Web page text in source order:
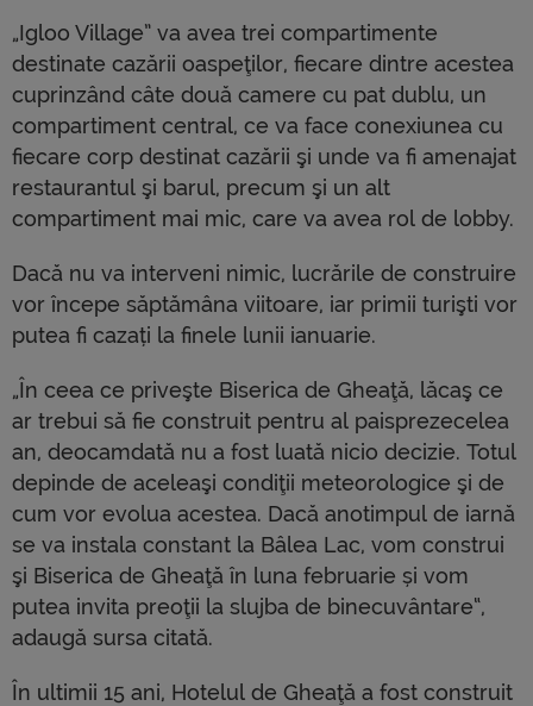
„Igloo Village” va avea trei compartimente
destinate cazării oaspeţilor, fiecare dintre acestea
cuprinzând câte două camere cu pat dublu, un
compartiment central, ce va face conexiunea cu
fiecare corp destinat cazării şi unde va fi amenajat
restaurantul şi barul, precum şi un alt
compartiment mai mic, care va avea rol de lobby.
Dacă nu va interveni nimic, lucrările de construire
vor începe săptămâna viitoare, iar primii turişti vor
putea fi cazați la finele lunii ianuarie.
„În ceea ce priveşte Biserica de Gheaţă, lăcaş ce
ar trebui să fie construit pentru al paisprezecelea
an, deocamdată nu a fost luată nicio decizie. Totul
depinde de aceleaşi condiţii meteorologice şi de
cum vor evolua acestea. Dacă anotimpul de iarnă
se va instala constant la Bâlea Lac, vom construi
şi Biserica de Gheaţă în luna februarie și vom
putea invita preoţii la slujba de binecuvântare“,
adaugă sursa citată.
În ultimii 15 ani, Hotelul de Gheaţă a fost construit